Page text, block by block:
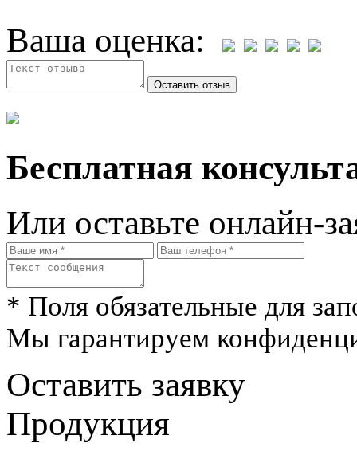
Ваша оценка:
Бесплатная
Или оставьте онлайн-
* Поля обязательные для
Мы гарантируем
Оставить заявку
Продукция